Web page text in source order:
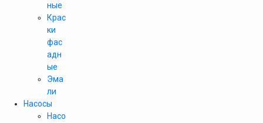
ные
Крас
ки
фас
адн
ые
Эма
ли
Насосы
Насо